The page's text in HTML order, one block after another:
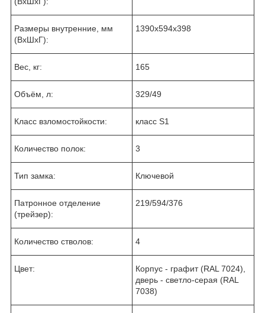
Размеры внутренние, мм
(ВхШхГ):
1390x594x398
Вес, кг: 165
Объём, л: 329/49
Класс взломостойкости: класс S1
Количество полок: 3
Тип замка: Ключевой
Патронное отделение
(трейзер):
219/594/376
Количество стволов: 4
Цвет:
Корпус - графит (RAL 7024),
дверь - светло-серая (RAL
7038)